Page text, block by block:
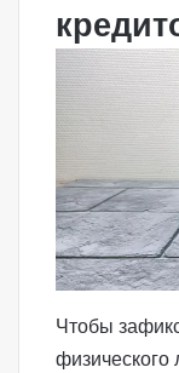
Чтобы
физического